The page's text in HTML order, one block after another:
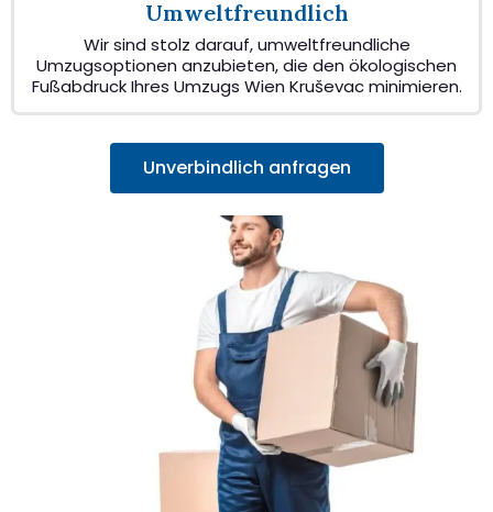
Umweltfreundlich
Wir sind stolz darauf, umweltfreundliche
Umzugsoptionen anzubieten, die den ökologischen
Fußabdruck Ihres Umzugs Wien Kruševac minimieren.
Unverbindlich anfragen